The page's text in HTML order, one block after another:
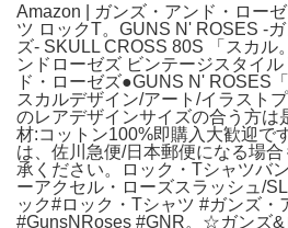
Amazon | ガンズ・アンド・ロー
ツ ロックT。GUNS N' ROSES -
ズ- SKULL CROSS 80S 「スカル
ンドローゼズ ビンテージスタイ
ド・ローゼズ●GUNS N' ROSES
スカルデザイン/アート/イラスト
のレアデザインサイズの合う方は
材:コットン100%即購入大歓迎で
は、佐川急便/日本郵便になる場
承ください。ロック・Tシャツバ
ーアクセル・ローズスラッシュ/
ック#ロック・Tシャツ #ガンズ・
#GunsNRoses #GNR。☆ガンズ&